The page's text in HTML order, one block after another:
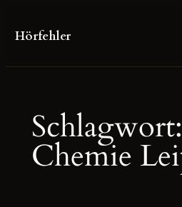
Inhalt
Hörfehler
Schlagwort:
Chemie